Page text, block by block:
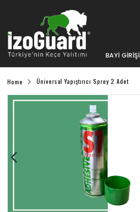
BAYİ GİRİŞİ
Home Üniversal Yapıştırıcı Sprey 2 Adet